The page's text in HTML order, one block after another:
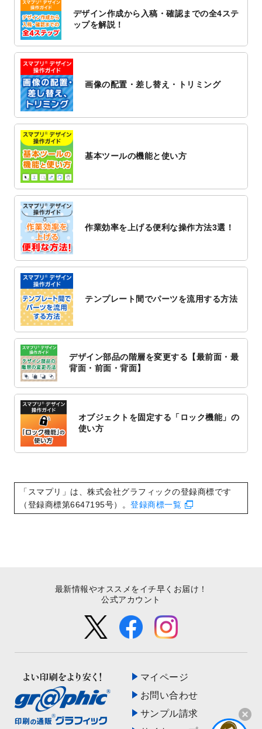
2023/1/5
スタンプカードのデザインテンプレート
追加しました。
2022/12/26
止のお知らせ
2022/12/16
トを公開いたしました。
2022/12/1
2022/11/25
【新商品】封筒が作成できるようになりま
2022/11/25
【新商品】クリアファイルが作成できるよ
2022/11/4
しました。
2022/10/26
レートを追加しました。
2022/10/26
追加しました。
2022/10/20
2022/10/14
年賀ポスターのデザインテンプレートを公
2022/10/6
チラシ作成からポスティング配布注文まで
2022/10/1
2023年版1月始まりのカレンダーデザイン
2022/9/21
コンサートのチラシデザインテンプレート
2022/9/5
年賀状のデザインテンプレート
2022/9/5
喪中はがきのデザインテンプレートを公開
2022/8/24
印刷用データの解像度
を引き上げまし
た！
デザイン作成から入稿・確認までの全4ステ
ップを解説！
画像の配置・差し替え・トリミング
基本ツールの機能と使い方
作業効率を上げる便利な操作方法3選！
テンプレート間でパーツを流用する方法
デザイン部品の階層を変更する【最前面・最
背面・前面・背面】
オブジェクトを固定する「ロック機能」の
使い方
「スマプリ」は、株式会社グラフィックの登録商標です
（登録商標第6647195号）。 登録商標一覧
マイページ
お問い合わせ
サンプル請求
最新情報やオススメをイチ早くお届け！
公式アカウント